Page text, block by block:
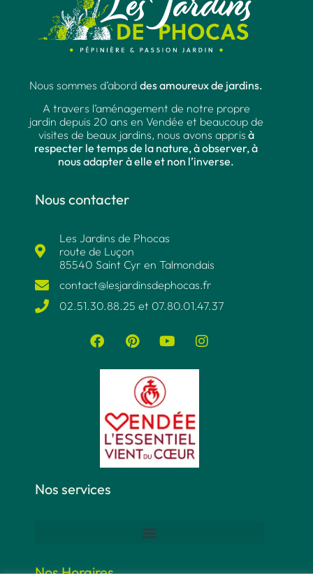
Nous sommes d’abord des amoureux de jardins.
A travers l’aménagement de notre propre
jardin depuis 20 ans en Vendée et beaucoup de
visites de beaux jardins, nous avons appris à
respecter le temps de la nature, à observer, à
nous adapter à elle et non l’inverse.
Nous contacter
Les Jardins de Phocas
route de Luçon
85540 Saint Cyr en Talmondais
contact@lesjardinsdephocas.fr​
02.51.30.88.25 et 07.80.01.47.37​
Nos services
Nos Horaires